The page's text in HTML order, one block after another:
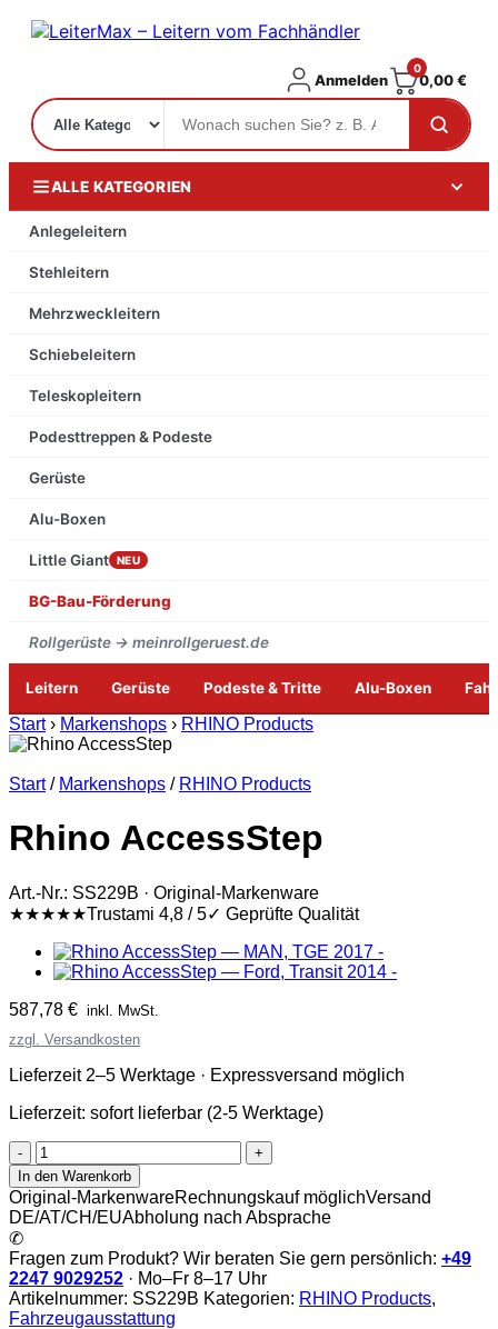
Anmelden
0
0,00€
ALLE KATEGORIEN
Anlegeleitern
Stehleitern
Mehrzweckleitern
Schiebeleitern
Teleskopleitern
Podesttreppen & Podeste
Gerüste
Alu-Boxen
Little Giant NEU
BG-Bau-Förderung
Rollgerüste → meinrollgeruest.de
Leitern Gerüste Podeste & Tritte Alu-Boxen
Zum
Inhalt
Start › Markenshops › RHINO Products
Start / Markenshops / RHINO Products
Rhino AccessStep
Art.-Nr.: SS229B · Original-Markenware
★★★★★Trustami 4,8 / 5✓ Geprüfte Qualität
587,78 € inkl. MwSt.
zzgl. Versandkosten
Lieferzeit 2–5 Werktage · Expressversand möglich
Lieferzeit: sofort lieferbar (2-5 Werktage)
Rhino
AccessStep
Menge
In den Warenkorb
Original-MarkenwareRechnungskauf möglichVersand
DE/AT/CH/EUAbholung nach Absprache
✆
Fragen zum Produkt? Wir beraten Sie gern persönlich: +49
2247 9029252 · Mo–Fr 8–17 Uhr
Artikelnummer: SS229B Kategorien: RHINO Products,
Fahrzeugausstattung